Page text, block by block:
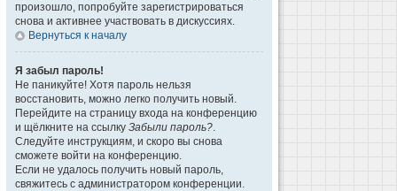
произошло, попробуйте зарегистрироваться
снова и активнее участвовать в дискуссиях.
Вернуться к началу
Я забыл пароль!
Не паникуйте! Хотя пароль нельзя
восстановить, можно легко получить новый.
Перейдите на страницу входа на конференцию
и щёлкните на ссылку Забыли пароль?.
Следуйте инструкциям, и скоро вы снова
сможете войти на конференцию.
Если не удалось получить новый пароль,
свяжитесь с администратором конференции.